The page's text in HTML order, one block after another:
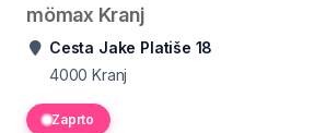
mömax Kranj
Cesta Jake Platiše 18
4000 Kranj
Zaprto